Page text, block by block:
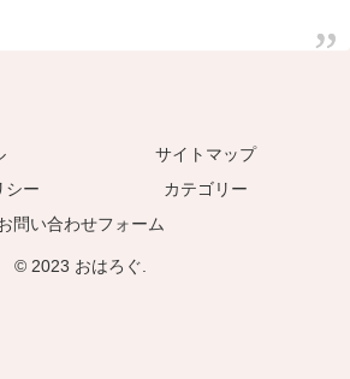
サイトマップ
シー
カテゴリー
問い合わせフォーム
© 2023 おはろぐ.